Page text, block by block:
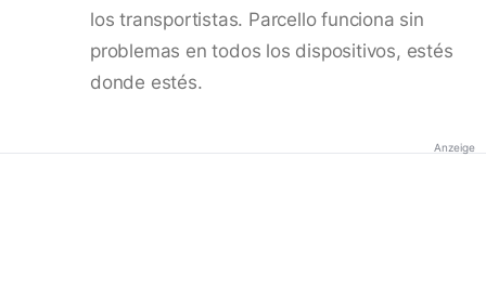
los transportistas. Parcello funciona sin
problemas en todos los dispositivos, estés
donde estés.
Anzeige